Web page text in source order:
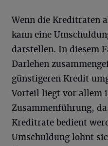
Wenn die Kreditraten
kann eine
darstellen. In diesem
Darlehen
günstigeren Kredit
Vorteil liegt vor allem
Zusammenführung,
Kreditrate bedient
Umschuldung lohnt